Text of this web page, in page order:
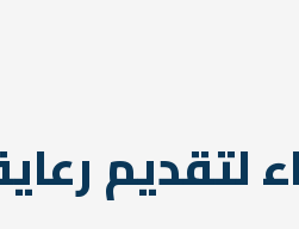
لتقديم